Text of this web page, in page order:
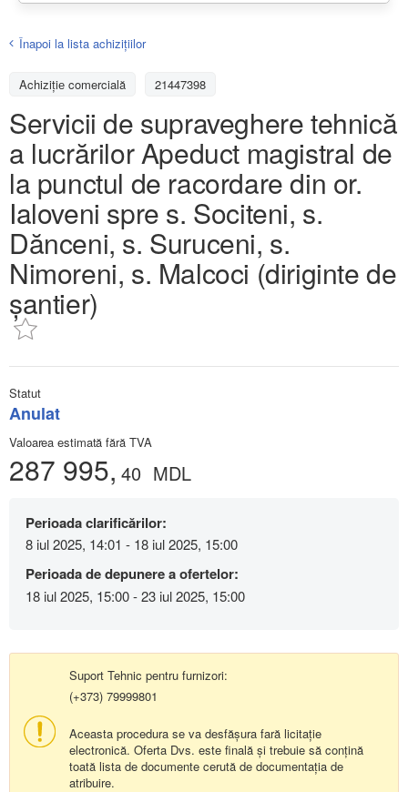
Înapoi la lista achiziţiilor
Achizițiе comercială 21447398
Servicii de supraveghere tehnică
a lucrărilor Apeduct magistral de
la punctul de racordare din or.
Ialoveni spre s. Sociteni, s.
Dănceni, s. Suruceni, s.
Nimoreni, s. Malcoci (diriginte de
șantier)
Statut
Anulat
Valoarea estimată fără TVA
287 995, 40 MDL
Perioada clarificărilor:
8 iul 2025, 14:01 - 18 iul 2025, 15:00
Perioada de depunere a ofertelor:
18 iul 2025, 15:00 - 23 iul 2025, 15:00
Suport Tehnic pentru furnizori:
(+373) 79999801
Aceasta procedura se va desfășura fară licitație
electronică. Oferta Dvs. este finală și trebuie să conțină
toată lista de documente cerută de documentația de
atribuire.